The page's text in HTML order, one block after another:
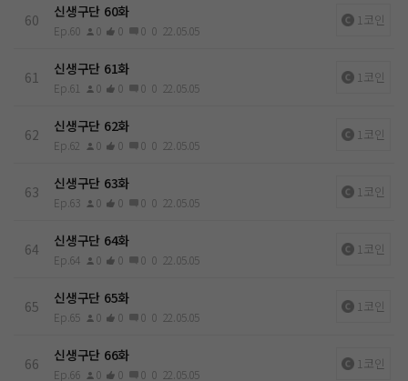
60 신생구단 60화
Ep.60 0 0 0 0 22.05.05
1코인
61 신생구단 61화
Ep.61 0 0 0 0 22.05.05
1코인
62 신생구단 62화
Ep.62 0 0 0 0 22.05.05
1코인
63 신생구단 63화
Ep.63 0 0 0 0 22.05.05
1코인
64 신생구단 64화
Ep.64 0 0 0 0 22.05.05
1코인
65 신생구단 65화
Ep.65 0 0 0 0 22.05.05
1코인
66 신생구단 66화
Ep.66 0 0 0 0 22.05.05
1코인